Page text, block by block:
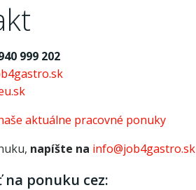
999 202
aktuálne pracovné ponuky
napíšte na info@job4gastro.sk
na ponuku cez: